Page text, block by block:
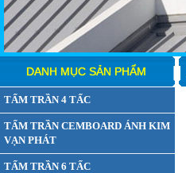
DANH MỤC SẢN PHẨM
TẤM TRẦN 4 TẤC
TẤM TRẦN CEMBOARD ÁNH KIM
VẠN PHÁT
TẤM TRẦN 6 TẤC